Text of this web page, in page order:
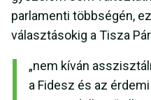
parlamenti többségén,
választásokig a Tisza
„nem kíván
a Fidesz és az